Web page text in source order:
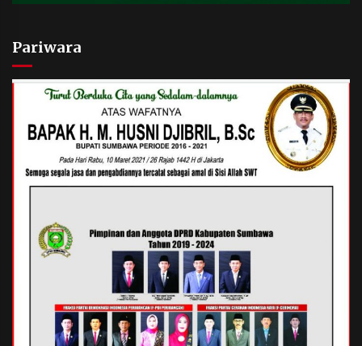
Pariwara